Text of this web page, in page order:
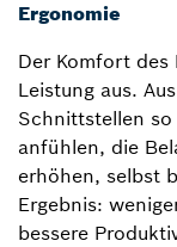
Ergonomie
Der Komfort
Leistung aus.
Schnittstellen
anfühlen, die
erhöhen, selbst
Ergebnis:
bessere